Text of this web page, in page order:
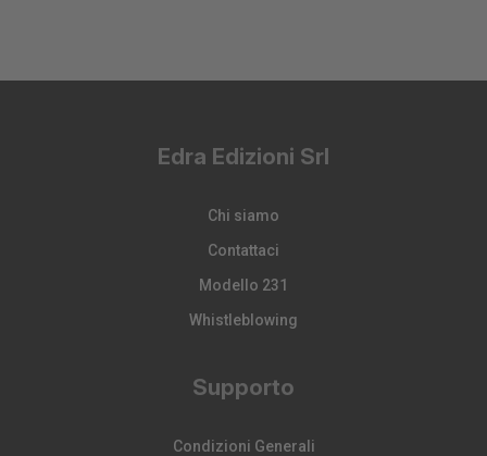
Edra Edizioni Srl
Chi siamo
Contattaci
Modello 231
Whistleblowing
Supporto
Condizioni Generali